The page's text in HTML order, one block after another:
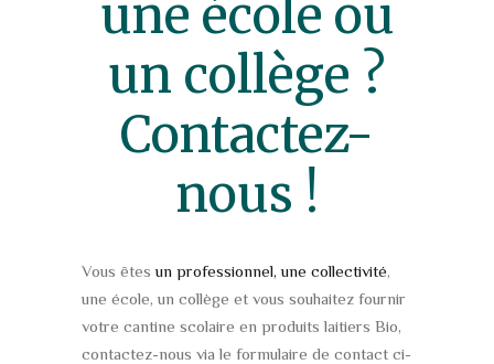
une école ou
un collège ?
Contactez-
nous !
Vous êtesun professionnel, une collectivité,
une école, un collège et vous souhaitez fournir
votre cantine scolaire en produits laitiers Bio,
contactez-nous via le formulaire de contact ci-